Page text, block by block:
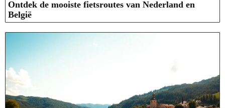
Ontdek de mooiste fietsroutes van Nederland en
België